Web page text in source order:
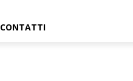
CONTATTI